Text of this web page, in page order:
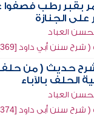
بقبر رطب فصفوا
على الجنازة
العباد
سنن أبي داود [369])
حديث ( من حلف
الحلف بالآباء
العباد
سنن أبي داود [374])